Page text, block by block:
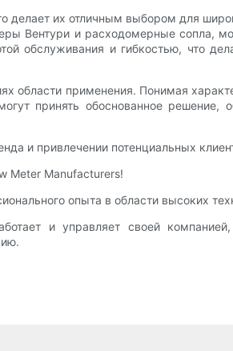
делает их отличным выбором для
Вентури и расходомерные сопла,
обслуживания и гибкостью, что
области применения. Понимая
принять обоснованное решение,
и привлечении потенциальных
Meter Manufacturers!
опыта в области высоких
и управляет своей